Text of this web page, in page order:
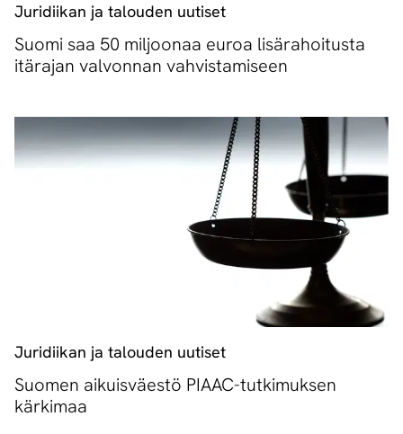
Juridiikan ja talouden uutiset
Suomi saa 50 miljoonaa euroa lisärahoitusta
itärajan valvonnan vahvistamiseen
Juridiikan ja talouden uutiset
Suomen aikuisväestö PIAAC-tutkimuksen
kärkimaa